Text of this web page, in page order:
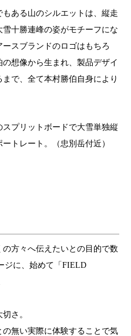
もある山のシルエットは、縦走
十勝連峰の姿がモチーフにな
スブランドのロゴはもちろ
想像から生まれ、製品デザイ
で、全て本村勝伯自身により
スプリットボードで大雪単独縦
トレート。（忠別岳付近）
方々へ伝えたいとの目的で数
ジに、始めて「FIELD
さ。
無い実際に体験することで気